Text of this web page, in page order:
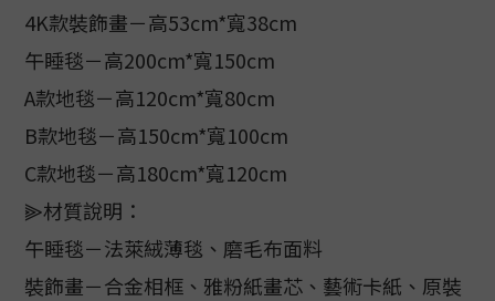
4K款裝飾畫－高53cm*寬38cm
午睡毯－高200cm*寬150cm
A款地毯－高120cm*寬80cm
B款地毯－高150cm*寬100cm
C款地毯－高180cm*寬120cm
⫸材質說明：
午睡毯－法萊絨薄毯、磨毛布面料
裝飾畫－合金相框、雅粉紙畫芯、藝術卡紙、原裝